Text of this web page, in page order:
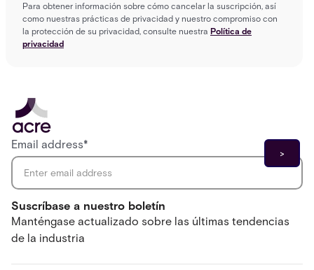
Para obtener información sobre cómo cancelar la suscripción, así
como nuestras prácticas de privacidad y nuestro compromiso con
la protección de su privacidad, consulte nuestra Política de
privacidad
Suscríbase a nuestro boletín
Manténgase actualizado sobre las últimas tendencias
de la industria
Email address*